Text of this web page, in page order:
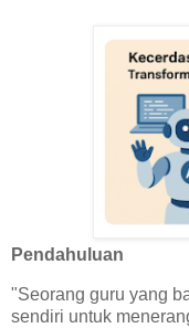
Pendahuluan
"Seorang guru yang
sendiri untuk